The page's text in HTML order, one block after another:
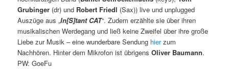
Grubinger (dr) und Robert Friedl (Sax)) live und unplugged
Auszüge aus „In[S]tant CAT“. Zudem erzählte sie über ihren
musikalischen Werdegang und ließ keine Zweifel über ihre große
Liebe zur Musik – eine wunderbare Sendung hier zum
Nachhören. Hinter dem Mikrofon ist übrigensOliver Baumann.
PW: GoeFu